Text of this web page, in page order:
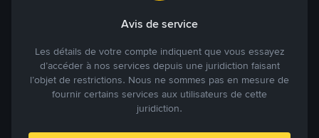
Avis de service
Les détails de votre compte indiquent que vous essayez
d’accéder à nos services depuis une juridiction faisant
l’objet de restrictions. Nous ne sommes pas en mesure de
fournir certains services aux utilisateurs de cette
juridiction.